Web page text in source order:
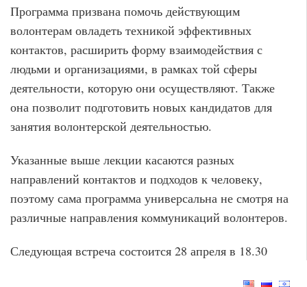
Программа призвана помочь действующим
волонтерам овладеть техникой эффективных
контактов, расширить форму взаимодействия с
людьми и организациями, в рамках той сферы
деятельности, которую они осуществляют. Также
она позволит подготовить новых кандидатов для
занятия волонтерской деятельностью.
Указанные выше лекции касаются разных
направлений контактов и подходов к человеку,
поэтому сама программа универсальна не смотря на
различные направления коммуникаций волонтеров.
Следующая встреча состоится 28 апреля в 18.30